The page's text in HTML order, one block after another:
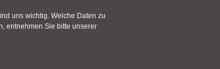
uns wichtig. Welche Daten zu
entnehmen Sie bitte unserer